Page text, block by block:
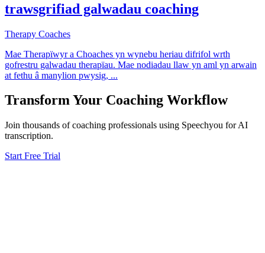
trawsgrifiad galwadau coaching
Therapy Coaches
Mae Therapïwyr a Choaches yn wynebu heriau difrifol wrth
gofrestru galwadau therapïau. Mae nodiadau llaw yn aml yn arwain
at fethu â manylion pwysig, ...
Transform Your Coaching Workflow
Join thousands ofcoaching professionals using Speechyou for AI
transcription.
Start Free Trial